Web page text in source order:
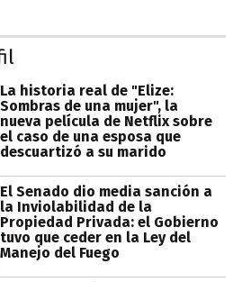
La historia real de "Elize:
Sombras de una mujer", la
nueva película de Netflix sobre
el caso de una esposa que
descuartizó a su marido
El Senado dio media sanción a
la Inviolabilidad de la
Propiedad Privada: el Gobierno
tuvo que ceder en la Ley del
Manejo del Fuego